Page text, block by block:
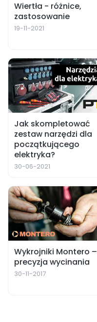
Wiertła - różnice,
zastosowanie
19-11-2021
Jak skompletować
zestaw narzędzi dla
początkującego
elektryka?
30-06-2021
Wykrojniki Montero –
precyzja wycinania
30-11-2017